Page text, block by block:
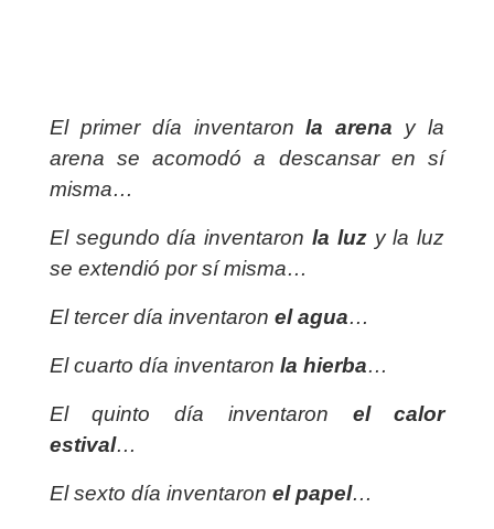
El primer día inventaronla arena y la
arena se acomodó a descansar en sí
misma…
El segundo día inventaron la luzy la luz
se extendió por sí misma…
El tercer día inventaron el agua…
El cuarto día inventaron la hierba…
El quinto día inventaron el calor
estival…
El sexto día inventaron el papel…